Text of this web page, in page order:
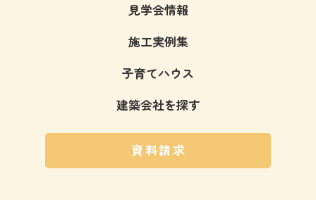
見学会情報
施工実例集
子育てハウス
建築会社を探す
資料請求